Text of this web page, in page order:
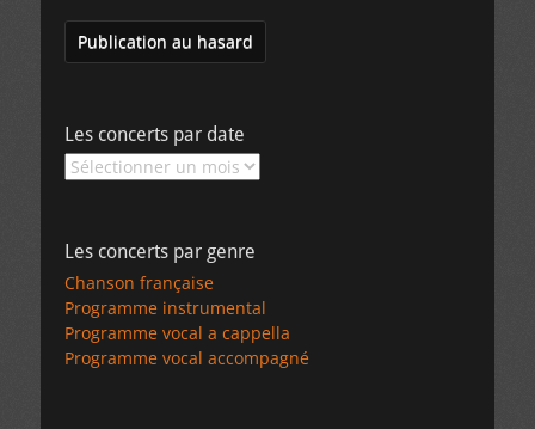
Publication au hasard
Les concerts par date
Les
date
Les concerts par genre
Chanson française
Programme instrumental
Programme vocal a cappella
Programme vocal accompagné